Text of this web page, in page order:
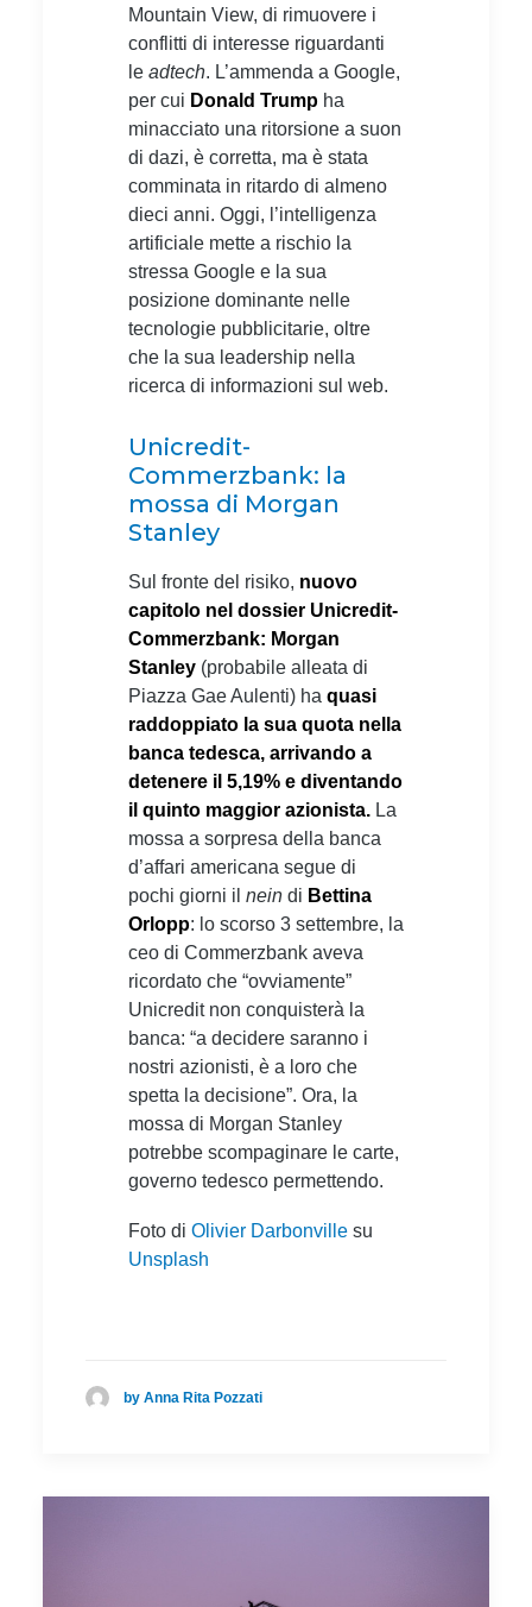
Mountain View, di rimuovere i
conflitti di interesse riguardanti
le adtech. L’ammenda a Google,
per cui Donald Trump ha
minacciato una ritorsione a suon
di dazi, è corretta, ma è stata
comminata in ritardo di almeno
dieci anni. Oggi, l’intelligenza
artificiale mette a rischio la
stressa Google e la sua
posizione dominante nelle
tecnologie pubblicitarie, oltre
che la sua leadership nella
ricerca di informazioni sul web.
Unicredit-
Commerzbank: la
mossa di Morgan
Stanley
Sul fronte del risiko, nuovo
capitolo nel dossier Unicredit-
Commerzbank: Morgan
Stanley (probabile alleata di
Piazza Gae Aulenti) ha quasi
raddoppiato la sua quota nella
banca tedesca, arrivando a
detenere il 5,19% e diventando
il quinto maggior azionista. La
mossa a sorpresa della banca
d’affari americana segue di
pochi giorni il nein di Bettina
Orlopp: lo scorso 3 settembre, la
ceo di Commerzbank aveva
ricordato che “ovviamente”
Unicredit non conquisterà la
banca: “a decidere saranno i
nostri azionisti, è a loro che
spetta la decisione”. Ora, la
mossa di Morgan Stanley
potrebbe scompaginare le carte,
governo tedesco permettendo.
Foto di Olivier Darbonville su
Unsplash
by Anna Rita Pozzati